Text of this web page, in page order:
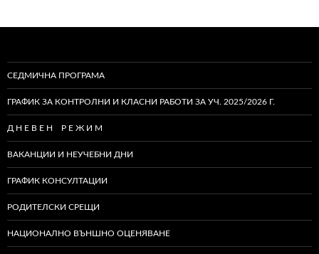
СЕДМИЧНА ПРОГРАМА
ГРАФИК ЗА КОНТРОЛНИ И КЛАСНИ РАБОТИ ЗА УЧ. 2025/2026 Г.
Д Н Е В Е Н Р Е Ж И М
ВАКАНЦИИ И НЕУЧЕБНИ ДНИ
ГРАФИК КОНСУЛТАЦИИ
РОДИТЕЛСКИ СРЕЩИ
НАЦИОНАЛНО ВЪНШНО ОЦЕНЯВАНЕ